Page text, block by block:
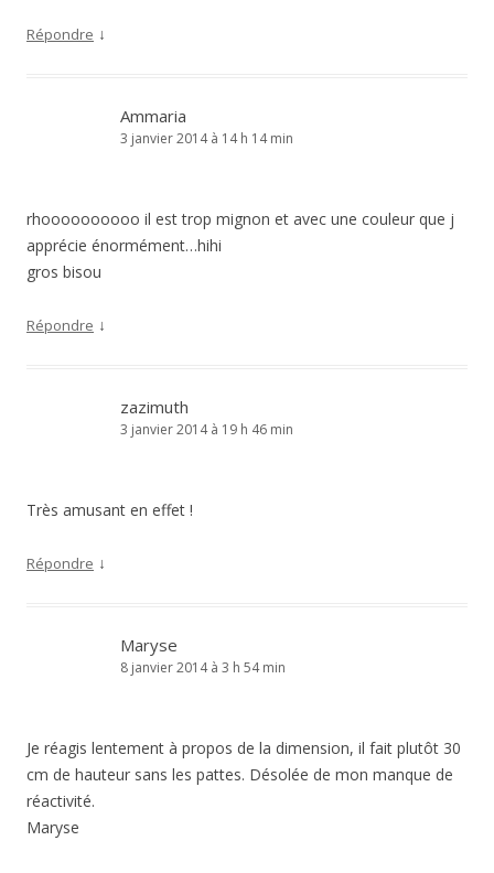
Répondre ↓
Ammaria
3 janvier 2014 à 14 h 14 min
rhoooooooooo il est trop mignon et avec une couleur que j
apprécie énormément…hihi
gros bisou
Répondre ↓
zazimuth
3 janvier 2014 à 19 h 46 min
Très amusant en effet !
Répondre ↓
Maryse
8 janvier 2014 à 3 h 54 min
Je réagis lentement à propos de la dimension, il fait plutôt 30
cm de hauteur sans les pattes. Désolée de mon manque de
réactivité.
Maryse